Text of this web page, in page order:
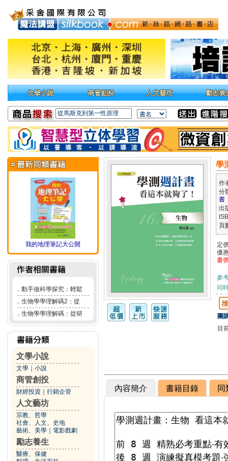
我的地理筆記大公開
． 動手做科學探究：輕鬆
． 生物學學理解碼2：從
． 生物學學理解碼：從研
文學小說
文學 小說
商管創投
財經投資 行銷企管
人文藝坊
宗教、哲學
社會、人文、史地
藝術、美學
電影戲劇
勵志養生
醫療、保健
學
作
分
書
出
頁
定
優
書
參
同
團
目
內容簡介 書籍目錄 同